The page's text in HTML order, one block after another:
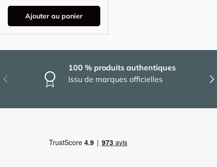
Ajouter au panier
Précédent
100 % produits authentiques
Issu de marques officielles